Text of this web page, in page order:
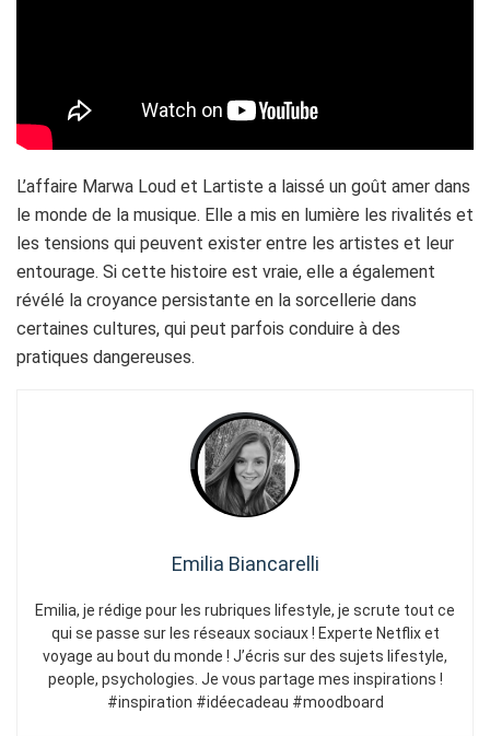
L’affaire Marwa Loud et Lartiste a laissé un goût amer dans
le monde de la musique. Elle a mis en lumière les rivalités et
les tensions qui peuvent exister entre les artistes et leur
entourage. Si cette histoire est vraie, elle a également
révélé la croyance persistante en la sorcellerie dans
certaines cultures, qui peut parfois conduire à des
pratiques dangereuses.
Emilia Biancarelli
Emilia, je rédige pour les rubriques lifestyle, je scrute tout ce
qui se passe sur les réseaux sociaux ! Experte Netflix et
voyage au bout du monde ! J’écris sur des sujets lifestyle,
people, psychologies. Je vous partage mes inspirations !
#inspiration #idéecadeau #moodboard